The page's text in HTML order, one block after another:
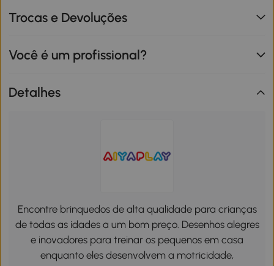
Trocas e Devoluções
Você é um profissional?
Detalhes
Encontre brinquedos de alta qualidade para crianças
de todas as idades a um bom preço. Desenhos alegres
e inovadores para treinar os pequenos em casa
enquanto eles desenvolvem a motricidade,